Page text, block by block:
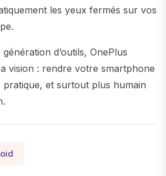
les yeux fermés sur vos
d’outils, OnePlus
vision : rendre votre smartphone
pratique, et surtout plus humain